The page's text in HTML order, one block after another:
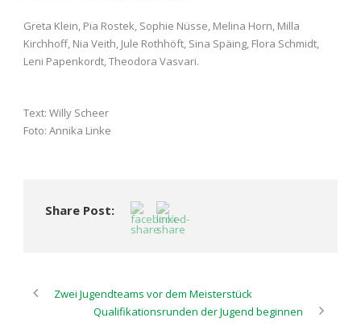
Greta Klein, Pia Rostek, Sophie Nüsse, Melina Horn, Milla
Kirchhoff, Nia Veith, Jule Rothhöft, Sina Späing, Flora Schmidt,
Leni Papenkordt, Theodora Vasvari.
Text: Willy Scheer
Foto: Annika Linke
Share Post:
Zwei Jugendteams vor dem Meisterstück
Qualifikationsrunden der Jugend beginnen